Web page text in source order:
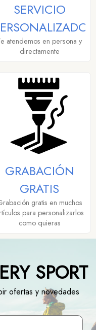
SERVICIO
atendemos en persona y
directamente
GRABACIÓN
GRATIS
gratis en muchos
para personalizarlos
como quieras
SPORT
ofertas y novedades